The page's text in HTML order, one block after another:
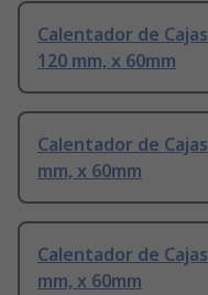
Calentador de Cajas
120 mm, x 60mm
Calentador de
mm, x 60mm
Calentador de
mm, x 60mm